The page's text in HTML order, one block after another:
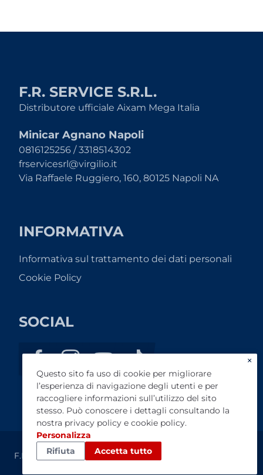
F.R. SERVICE S.R.L.
Distributore ufficiale Aixam Mega Italia
Minicar Agnano Napoli
0816125256 / 3318514302
frservicesrl@virgilio.it
Via Raffaele Ruggiero, 160, 80125 Napoli NA
INFORMATIVA
Informativa sul trattamento dei dati personali
Cookie Policy
SOCIAL
F.R. SERVICE S.R.L. - P.I. 09739371210
×
Questo sito fa uso di cookie per migliorare
l’esperienza di navigazione degli utenti e per
raccogliere informazioni sull’utilizzo del sito
stesso. Può conoscere i dettagli consultando la
nostra privacy policy e cookie policy.
Personalizza
Rifiuta
Accetta tutto